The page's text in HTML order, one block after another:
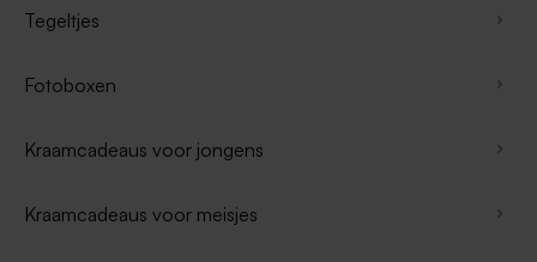
Tegeltjes
Fotoboxen
Kraamcadeaus voor jongens
Kraamcadeaus voor meisjes